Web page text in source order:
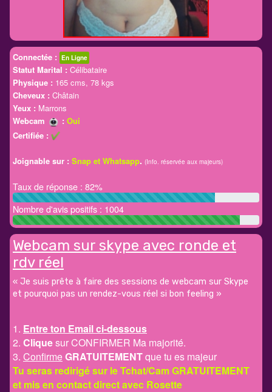
Connectée : En Ligne
Statut Marital : Célibataire
Physique : 165 cms, 78 kgs
Cheveux : Châtain
Yeux : Marrons
Webcam
: Oui
Certifiée :
Joignable sur : Snap et Whatsapp. (Info. réservée aux majeurs)
Taux de réponse : 82%
Nombre d'avis positifs : 1004
Webcam sur skype avec ronde et
rdv réel
« Je suis prête à faire des sessions de webcam sur Skype
et pourquoi pas un rendez-vous réel si bon feeling »
1. Entre ton Email ci-dessous
2. Cliquesur CONFIRMER Ma majorité.
3. ConfirmeGRATUITEMENTque tu es majeur
Tu seras redirigé sur le Tchat/Cam GRATUITEMENT
et mis en contact direct avec Rosette